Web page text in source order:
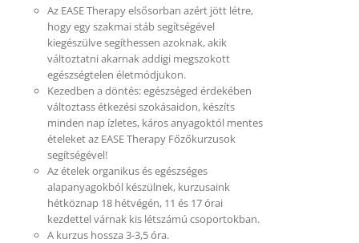
Az EASE Therapy elsősorban azért jött létre,
hogy egy szakmai stáb segítségével
kiegészülve segíthessen azoknak, akik
változtatni akarnak addigi megszokott
egészségtelen életmódjukon.
Kezedben a döntés: egészséged érdekében
változtass étkezési szokásaidon, készíts
minden nap ízletes, káros anyagoktól mentes
ételeket az EASE Therapy Főzőkurzusok
segítségével!
Az ételek organikus és egészséges
alapanyagokból készülnek, kurzusaink
hétköznap 18 hétvégén, 11 és 17 órai
kezdettel várnak kis létszámú csoportokban.
A kurzus hossza 3-3,5 óra.